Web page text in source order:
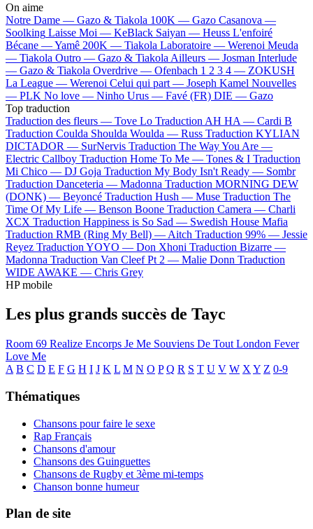
On aime
Notre Dame — Gazo & Tiakola 100K — Gazo Casanova —
Soolking Laisse Moi — KeBlack Saiyan — Heuss L'enfoiré
Bécane —Yamê 200K — Tiakola Laboratoire — Werenoi Meuda
— Tiakola Outro — Gazo & Tiakola Ailleurs — Josman Interlude
— Gazo & Tiakola Overdrive — Ofenbach 1 2 3 4 — ZOKUSH
La League — Werenoi Celui qui part — Joseph Kamel Nouvelles
— PLK No love — Ninho Urus — Favé (FR) DIE — Gazo
Top traduction
Traduction des fleurs — Tove Lo Traduction AH HA — Cardi B
Traduction Coulda Shoulda Woulda — Russ Traduction KYLIAN
DICTADOR — SurNervis Traduction The Way You Are —
Electric Callboy Traduction Home To Me — Tones & I Traduction
Mi Chico — DJ Goja Traduction My Body Isn't Ready — Sombr
Traduction Danceteria — Madonna Traduction MORNING DEW
(DONK) — Beyoncé Traduction Hush — Muse Traduction The
Time Of My Life — Benson Boone Traduction Camera — Charli
XCX Traduction Happiness is So Sad — Swedish House Mafia
Traduction RMB (Ring My Bell) — Aitch Traduction 99% — Jessie
Reyez Traduction YOYO — Don Xhoni Traduction Bizarre —
Madonna Traduction Van Cleef Pt 2 — Malie Donn Traduction
WIDE AWAKE — Chris Grey
HP mobile
Les plus grands succès de Tayc
Room 69 Realize Encorps Je Me Souviens De Tout London Fever
Love Me
A B C D E F G H I J K L M N O P Q R S T U V W X Y Z 0-9
Thématiques
Chansons pour faire le sexe
Rap Français
Chansons d'amour
Chansons des Guinguettes
Chansons de Rugby et 3ème mi-temps
Chanson bonne humeur
Plan de site